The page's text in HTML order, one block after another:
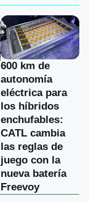
600 km de
autonomía
eléctrica para
los híbridos
enchufables:
CATL cambia
las reglas de
juego con la
nueva batería
Freevoy